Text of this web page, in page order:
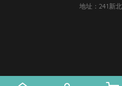
地址：241新